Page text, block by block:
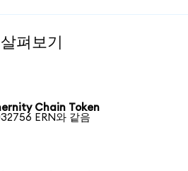
펴보기
Chain Token
ERN와 같음